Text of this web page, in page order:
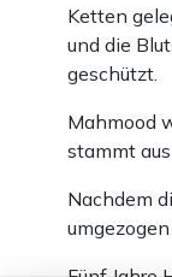
Ketten
und die
geschützt.
Mahmood
stammt
Nachdem